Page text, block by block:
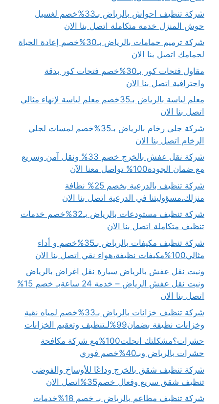
شركة تنظيف احواش بالرياض بـ33%خصم لغسيل
حوش المنزل خدمة متكاملة اتصل بنا الان
شركة ترميم حمامات بالرياض بـ30%خصم إعادة الحياة
لحمامك اتصل بنا الان
مقاول فتحات كور بـ30%خصم فتحات كور بدقة
واحترافية اتصل بنا الان
معلم لياسة بالرياض بـ35خصم معلم لياسة لإنهاء مثالي
اتصل بنا الان
شركة جلى رخام بالرياض بـ35%خصم لمسات لجلي
الرخام اتصل بنا الان
شركة نقل عفش بالخرج خصم 33% ونقل آمن وسريع
مع ضمان الجودة100% تواصل معنا الآن
شركة تنظيف بالدرعية بخصم 25% نظافة
منزلك،مسؤوليتنا في الدرعية اتصل بنا الان
شركة تنظيف مستودعات بالرياض بـ32%خصم خدمات
تنظيف متكاملة اتصل بنا الان
شركة تنظيف مكيفات بالرياض بـ35%خصم و أداء
مثالي100%مكيفات نظيفة،هواء نقي اتصل بنا الان
ونيت نقل عفش بالرياض سيارة نقل اغراض بالرياض
ونيت نقل عفش الرياض – خدمة 24 ساعةبـ خصم 15%
اتصل بنا الان
شركة تنظيف خزانات بالرياض بـ33%خصم لمياه نقية
وخزانات نظيفة بضمان99%لـتنظيف وتعقيم الخزانات
حشرات؟مشكلتك انحلت100%مع شركة مكافحة
حشرات بالرياض وبـ40%خصم فوري
شركة تنظيف شقق بالخرج وداعًا للأوساخ والفوضى
تنظيف شقق سريع وفعال خصم35%اتصل الان
شركة تنظيف مطاعم بالرياض بـ خصم 18%خدمات